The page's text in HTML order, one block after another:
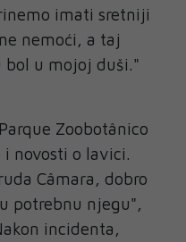
imati sretniji
nemoći, a taj
bol u mojoj duši."
Zoobotânico
novosti o lavici.
Câmara, dobro
potrebnu njegu",
incidenta,